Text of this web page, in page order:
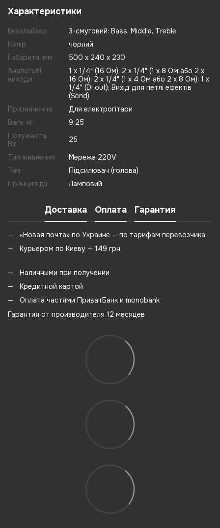
Характеристики
Еквалайзер
3-смуговий: Bass, Middle, Treble
Колір
чорний
Габарити, мм
500 х 240 х 230
Аналогові
виходи
1 x 1/4" (16 Ом); 2 x 1/4" (1 х 8 Ом або 2 x
16 Ом); 2 x 1/4" (1 х 4 Ом або 2 x 8 Ом); 1 x
1/4" (DI out); Вихід для петлі ефектів
(Send)
Призначення
Для електрогітари
Вага, кг
9.25
Потужність,
Вт
25
Тип живлення
Мережа 220V
Тип
Підсилювач (голова)
Принцип дії
Ламповий
Доставка Оплата Гарантия
«Новая почта» по Украине — по тарифам перевозчика.
Курьером по Киеву — 149 грн.
Наличными при получении
Кредитной картой
Оплата частями ПриватБанк и monobank
Гарантия от производителя 12 месяцев